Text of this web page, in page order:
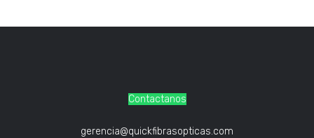
Contactanos
gerencia@quickfibrasopticas.com